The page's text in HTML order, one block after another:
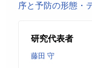
序と予防の形態・
研究代表者
藤田 守